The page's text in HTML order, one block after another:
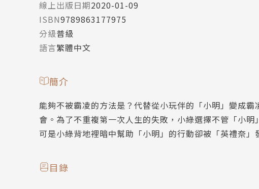
線上出版日期2020-01-09
ISBN9789863177975
分級普級
語言繁體中文
簡介
能夠不被霸凌的方法是？代替從小玩伴的「小明」變成
會。為了不重複第一次人生的失敗，小綠選擇不管「小
可是小綠背地裡暗中幫助「小明」的行動卻被「英禮奈
目錄